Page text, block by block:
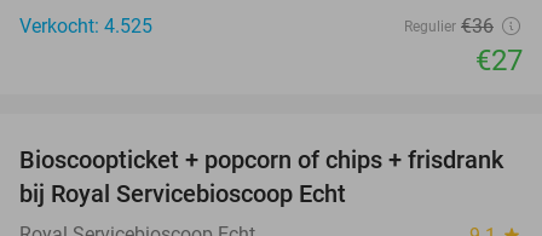
Verkocht: 4.525
Regulier €36
€27
34%
Bioscoopticket + popcorn of chips + frisdrank
bij Royal Servicebioscoop Echt